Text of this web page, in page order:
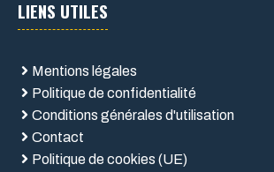
LIENS UTILES
Mentions légales
Politique de confidentialité
Conditions générales d'utilisation
Contact
Politique de cookies (UE)